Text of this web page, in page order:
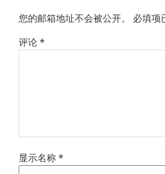
您的邮箱地址不会被公开。 必填项
评论*
显示名称*